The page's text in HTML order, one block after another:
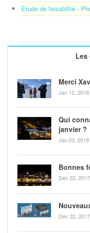
Etude de faisabilité -
Les
Merci
Jan 12, 2018
Qui
janvier ?
Jan 03, 2018
Bonnes
Déc 22, 2017
Déc 22, 2017